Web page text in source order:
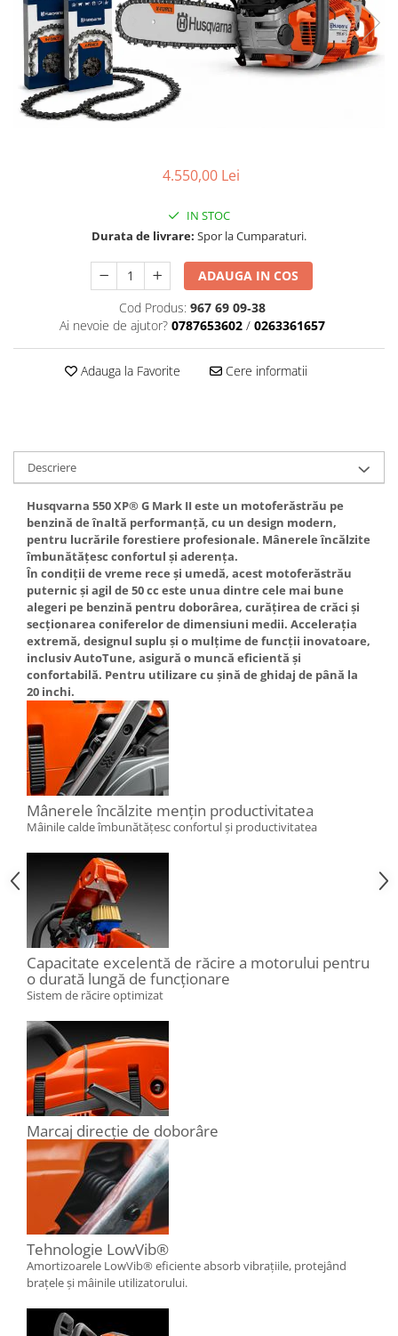
Carcasa ambreiaj
Carcasa demaror
Carter/Sasiu
Curele
Pistoane
Pompa ulei
Rezervor carburant
Volanta
4.550,00 Lei
IN STOC
Durata de livrare: Spor la Cumparaturi.
ADAUGA IN COS
Cod Produs: 967 69 09‑38
Ai nevoie de ajutor? 0787653602 / 0263361657
Adauga la Favorite Cere informatii
Descriere
Husqvarna 550 XP® G Mark II este un motoferăstrău pe
benzină de înaltă performanță, cu un design modern,
pentru lucrările forestiere profesionale. Mânerele încălzite
îmbunătățesc confortul și aderența.
În condiții de vreme rece și umedă, acest motoferăstrău
puternic și agil de 50 cc este unua dintre cele mai bune
alegeri pe benzină pentru doborârea, curățirea de crăci și
secționarea coniferelor de dimensiuni medii. Accelerația
extremă, designul suplu și o mulțime de funcții inovatoare,
inclusiv AutoTune, asigură o muncă eficientă și
confortabilă. Pentru utilizare cu șină de ghidaj de până la
20 inchi.
Mânerele încălzite mențin productivitatea
Mâinile calde îmbunătățesc confortul și productivitatea
Capacitate excelentă de răcire a motorului pentru
o durată lungă de funcționare
Sistem de răcire optimizat
Marcaj direcție de doborâre
Tehnologie LowVib®
Amortizoarele LowVib® eficiente absorb vibrațiile, protejând
brațele și mâinile utilizatorului.